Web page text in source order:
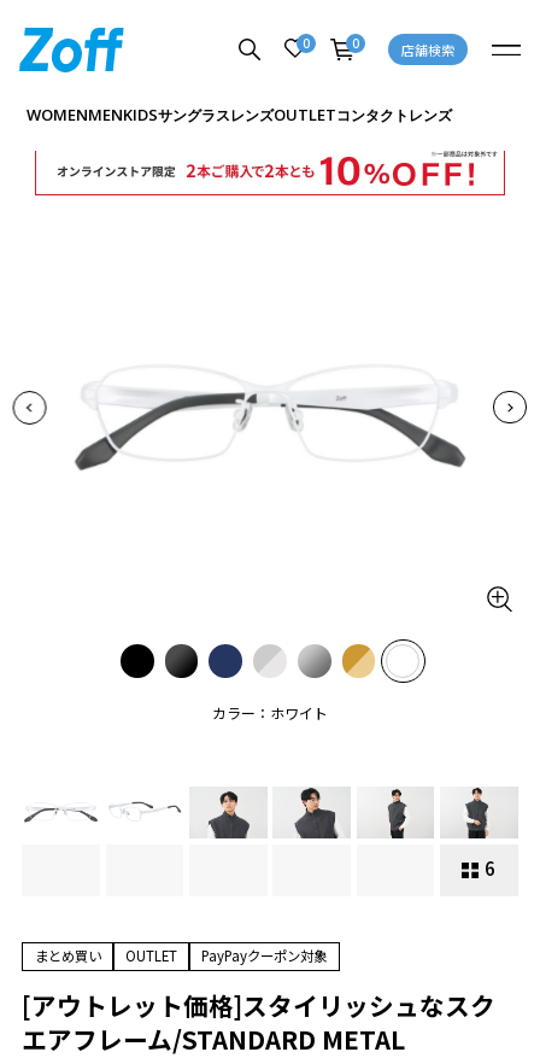
0 0 店舗検索
WOMENMENKIDSサングラスレンズOUTLETコンタクトレンズ
カラー：ホワイト
6
商品詳細ページへ
まとめ買い OUTLET PayPayクーポン対象
[アウトレット価格]スタイリッシュなスク
エアフレーム/STANDARD METAL